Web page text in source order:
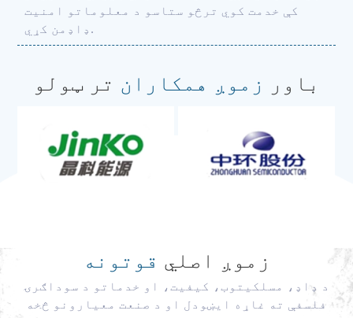
کې خدمت کوي ترڅو ستاسو د معلوماتو امنیت
ډاډمن کړي.
باور زموږ همکاران تر ټولو
زموږ اصلي قوتونه
د ډاډ، مسلکیتوب، کیفیت، او خدماتو د سوداګرۍ
فلسفې ته غاړه ایښودل او د صنعت معیارونو څخه